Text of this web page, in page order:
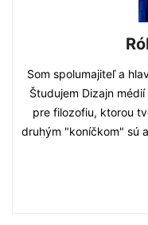
Som spolumajiteľ a
Študujem Dizajn
pre filozofiu, ktorou
druhým "koníčkom" sú